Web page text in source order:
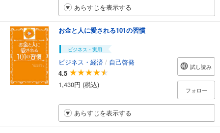
あらすじを表示する
お金と人に愛される101の習慣
ビジネス・実用
ビジネス・経済 / 自己啓発
4.5
1,430円 (税込)
試し読み
フォロー
あらすじを表示する